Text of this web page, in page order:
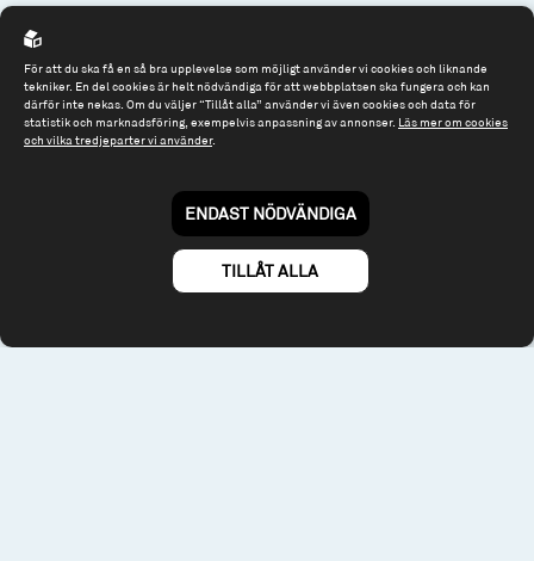
Om webbplatsen & cookies
Risk och rådgivning
Till spiltan.se
För att du ska få en så bra upplevelse som möjligt använder vi cookies och liknande
tekniker. En del cookies är helt nödvändiga för att webbplatsen ska fungera och kan
därför inte nekas. Om du väljer “Tillåt alla” använder vi även cookies och data för
statistik och marknadsföring, exempelvis anpassning av annonser. Läs mer om cookies
och vilka tredjeparter vi använder.
ENDAST NÖDVÄNDIGA
TILLÅT ALLA